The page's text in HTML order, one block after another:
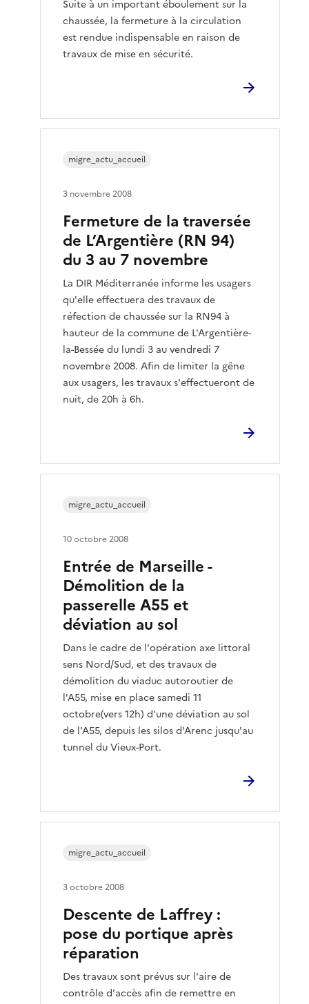
Suite à un important éboulement sur la
chaussée, la fermeture à la circulation
est rendue indispensable en raison de
travaux de mise en sécurité.
Fermeture de la traversée
de L’Argentière (RN 94)
du 3 au 7 novembre
La DIR Méditerranée informe les usagers
qu'elle effectuera des travaux de
réfection de chaussée sur la RN94 à
hauteur de la commune de L'Argentière-
la-Bessée du lundi 3 au vendredi 7
novembre 2008. Afin de limiter la gêne
aux usagers, les travaux s'effectueront de
nuit, de 20h à 6h.
migre_actu_accueil
3 novembre 2008
Entrée de Marseille -
Démolition de la
passerelle A55 et
déviation au sol
Dans le cadre de l'opération axe littoral
sens Nord/Sud, et des travaux de
démolition du viaduc autoroutier de
l'A55, mise en place samedi 11
octobre(vers 12h) d'une déviation au sol
de l'A55, depuis les silos d'Arenc jusqu'au
tunnel du Vieux-Port.
migre_actu_accueil
10 octobre 2008
Descente de Laffrey :
pose du portique après
réparation
Des travaux sont prévus sur l'aire de
contrôle d'accès afin de remettre en
migre_actu_accueil
3 octobre 2008